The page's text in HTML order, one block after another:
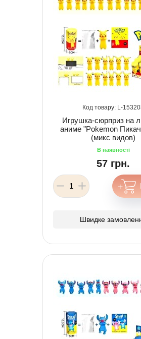
Игрушка-сюрприз на
аниме "Pokemon
(микс видов)
57 грн.
Швидке